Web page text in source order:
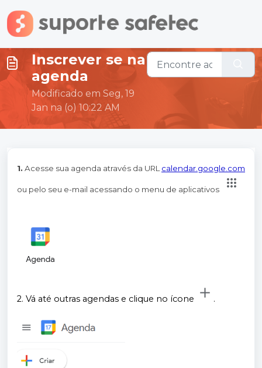
Ir para o conteúdo principal
Inscrever se na
agenda
Modificado em Seg, 19
Jan na (o) 10:22 AM
1. Acesse sua agenda através da URL calendar.google.com
ou pelo seu e-mail acessando o menu de aplicativos
2. Vá até outras agendas e clique no ícone .